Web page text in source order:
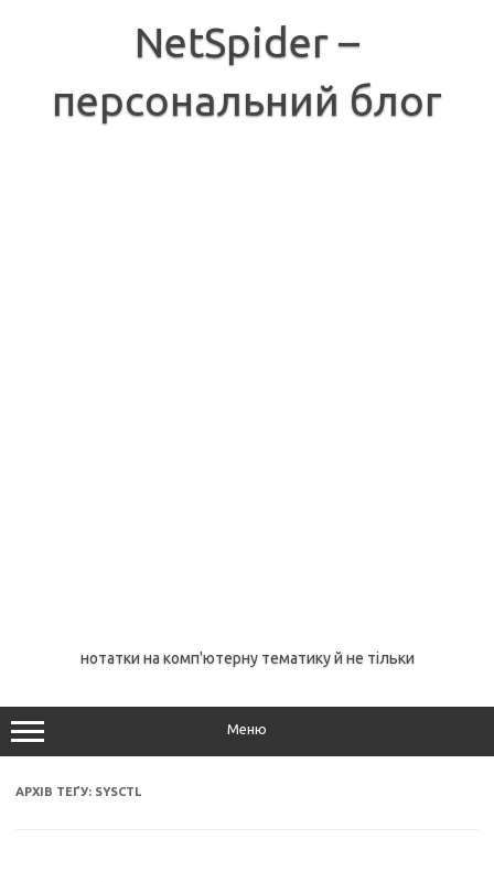
NetSpider –
персональний блог
нотатки на комп'ютерну тематику й не тільки
Меню
АРХІВ ТЕҐУ: SYSCTL